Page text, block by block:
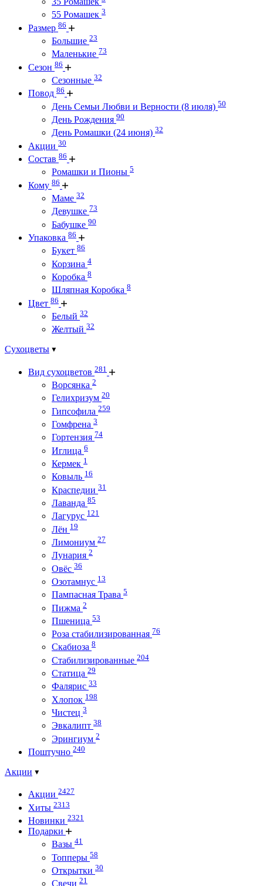
55 Ромашек 3
Размер 86
Большие 23
Маленькие 73
Сезон 86
Сезонные 32
Повод 86
День Семьи Любви и Верности (8 июля) 50
День Рождения 90
День Ромашки (24 июня) 32
Акции 30
Состав 86
Ромашки и Пионы 5
Кому 86
Маме 32
Девушке 73
Бабушке 90
Упаковка 86
Букет 86
Корзина 4
Коробка 8
Шляпная Коробка 8
Цвет 86
Белый 32
Желтый 32
Сухоцветы
Вид сухоцветов 281
Ворсянка 2
Гелихризум 20
Гипсофила 259
Гомфрена 3
Гортензия 74
Иглица 6
Кермек 1
Ковыль 16
Краспедии 31
Лаванда 85
Лагурус 121
Лён 19
Лимониум 27
Лунария 2
Овёс 36
Озотамнус 13
Пампасная Трава 5
Пижма 2
Пшеница 53
Роза стабилизированная 76
Скабиоза 8
Стабилизированные 204
Статица 29
Фалярис 33
Хлопок 198
Чистец 3
Эвкалипт 38
Эрингиум 2
Поштучно 240
Акции
Акции 2427
Хиты 2313
Новинки 2321
Подарки
Вазы 41
Топперы 58
Открытки 30
Свечи 21